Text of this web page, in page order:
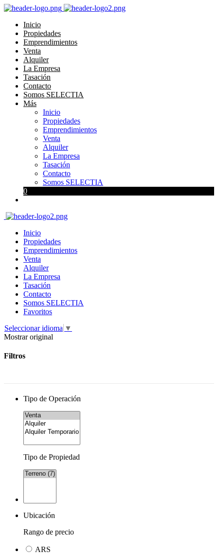
Inicio
Propiedades
Emprendimientos
Venta
Alquiler
La Empresa
Tasación
Contacto
Somos SELECTIA
Más
Inicio
Propiedades
Emprendimientos
Venta
Alquiler
La Empresa
Tasación
Contacto
Somos SELECTIA
0
Inicio
Propiedades
Emprendimientos
Venta
Alquiler
La Empresa
Tasación
Contacto
Somos SELECTIA
Favoritos
Seleccionar idioma ▼
Mostrar original
Filtros
Tipo de Operación
Tipo de Propiedad
Ubicación
Rango de precio
ARS